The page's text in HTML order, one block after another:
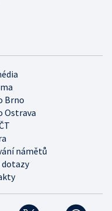
Brno
Ostrava
námětů
dotazy